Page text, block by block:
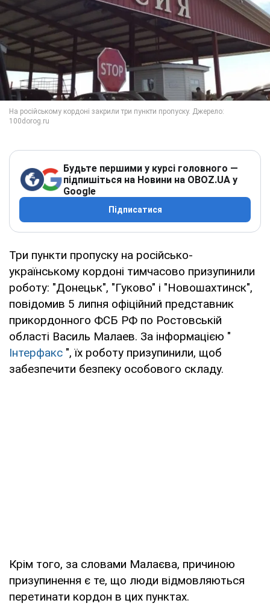
Будьте першими у курсі головного —
підпишіться на Новини на OBOZ.UA у
Google
Підписатися
Три пункти пропуску на російсько-
українському кордоні тимчасово призупинили
роботу: "Донецьк", "Гуково" і "Новошахтинск",
повідомив 5 липня офіційний представник
прикордонного ФСБ РФ по Ростовській
області Василь Малаев. За інформацією "
Інтерфакс ", їх роботу призупинили, щоб
забезпечити безпеку особового складу.
Крім того, за словами Малаєва, причиною
призупинення є те, що люди відмовляються
перетинати кордон в цих пунктах.